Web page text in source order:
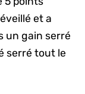
et a
un gain serré
serré tout le